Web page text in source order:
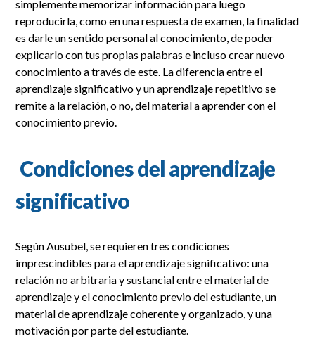
simplemente memorizar información para luego
reproducirla, como en una respuesta de examen, la finalidad
es darle un sentido personal al conocimiento, de poder
explicarlo con tus propias palabras e incluso crear nuevo
conocimiento a través de este. La diferencia entre el
aprendizaje significativo y un aprendizaje repetitivo se
remite a la relación, o no, del material a aprender con el
conocimiento previo.
Condiciones del aprendizaje
significativo
Según Ausubel, se requieren tres condiciones
imprescindibles para el aprendizaje significativo: una
relación no arbitraria y sustancial entre el material de
aprendizaje y el conocimiento previo del estudiante, un
material de aprendizaje coherente y organizado, y una
motivación por parte del estudiante.